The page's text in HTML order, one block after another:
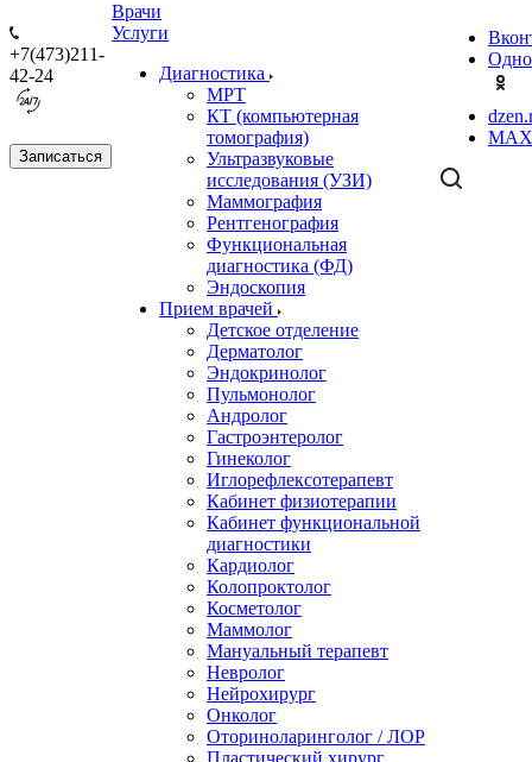
+7(473)211-
42-24
Записаться
Врачи
Услуги
Диагностика
МРТ
КТ (компьютерная
томография)
Ультразвуковые
исследования (УЗИ)
Маммография
Рентгенография
Функциональная
диагностика (ФД)
Эндоскопия
Прием врачей
Детское отделение
Дерматолог
Эндокринолог
Пульмонолог
Андролог
Гастроэнтеролог
Гинеколог
Иглорефлексотерапевт
Кабинет физиотерапии
Кабинет функциональной
диагностики
Кардиолог
Колопроктолог
Косметолог
Маммолог
Мануальный терапевт
Невролог
Нейрохирург
Онколог
Оториноларинголог / ЛОР
Пластический хирург